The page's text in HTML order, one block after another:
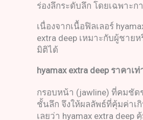
ร่องลึกระดับลึก โดยเฉพาะ
เนื่องจากเนื้อฟิลเลอร์
extra deep เหมาะกับผู้ชาย
มิติได้
hyamax extra deep ราคาเท่
กรอบหน้า (jawline) ที่คมชัด
ชั้นลึก จึงให้ผลลัพธ์ที่คุ้มค่าเ
เลยว่า hyamax extra deep